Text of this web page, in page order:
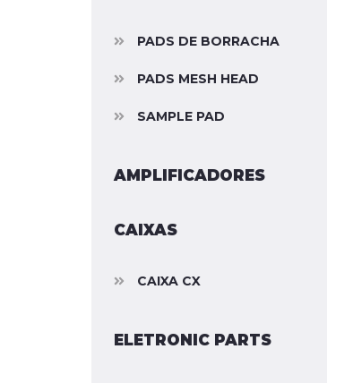
PADS DE BORRACHA
PADS MESH HEAD
SAMPLE PAD
AMPLIFICADORES
CAIXAS
CAIXA CX
ELETRONIC PARTS